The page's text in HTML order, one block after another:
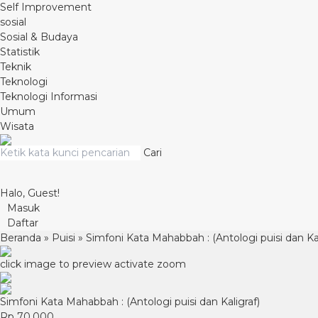
Self Improvement
sosial
Sosial & Budaya
Statistik
Teknik
Teknologi
Teknologi Informasi
Umum
Wisata
Cari
Halo, Guest!
Masuk
Daftar
Beranda » Puisi » Simfoni Kata Mahabbah : (Antologi puisi dan
click image to preview activate zoom
Simfoni Kata Mahabbah : (Antologi puisi dan Kaligraf)